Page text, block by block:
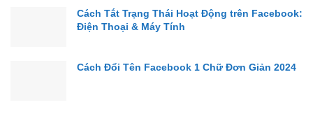
Cách Tắt Trạng Thái Hoạt Động trên Facebook:
Điện Thoại & Máy Tính
Cách Đổi Tên Facebook 1 Chữ Đơn Giản 2024